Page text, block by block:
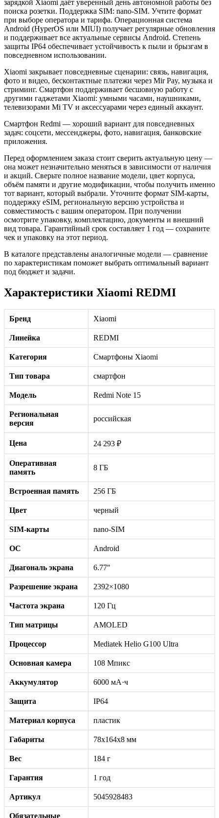
зарядкой Xiaomi даёт уверенный день автономной работы без
поиска розетки. Поддержка SIM: nano-SIM. Учтите формат
при выборе оператора и тарифа. Операционная система
Android (HyperOS или MIUI) получает регулярные обновления
и поддерживает все актуальные сервисы Android. Степень
защиты IP64 обеспечивает устойчивость к пыли и брызгам в
повседневном использовании.
Xiaomi закрывает повседневные сценарии: связь, навигация,
фото и видео, бесконтактные платежи через Mir Pay, музыка и
стриминг. Смартфон поддерживает бесшовную работу с
другими гаджетами Xiaomi: умными часами, наушниками,
телевизорами Mi TV и аксессуарами через единый аккаунт.
Смартфон Redmi — хороший вариант для повседневных
задач: соцсети, мессенджеры, фото, навигация, банковские
приложения.
Перед оформлением заказа стоит сверить актуальную цену —
она может незначительно меняться в зависимости от наличия
и акций. Сверьте полное название модели, цвет корпуса,
объём памяти и другие модификации, чтобы получить именно
тот вариант, который выбрали. Уточните формат SIM-карты,
поддержку eSIM, региональную версию устройства и
совместимость с вашим оператором. При получении
осмотрите упаковку, комплектацию, документы и внешний
вид товара. Гарантийный срок составляет 1 год — сохраните
чек и упаковку на этот период.
В каталоге представлены аналогичные модели — сравнение
по характеристикам поможет выбрать оптимальный вариант
под бюджет и задачи.
Характеристики Xiaomi REDMI
Бренд Xiaomi
Линейка REDMI
Категория Смартфоны Xiaomi
Тип товара смартфон
Модель Redmi Note 15
Региональная
версия
российская
Цена 24 293 ₽
Оперативная
память
8 ГБ
Встроенная память 256 ГБ
Цвет черный
SIM-карты nano-SIM
ОС Android
Диагональ экрана 6.77"
Разрешение экрана 2392×1080
Частота экрана 120 Гц
Тип матрицы AMOLED
Процессор Mediatek Helio G100 Ultra
Основная камера 108 Мпикс
Аккумулятор 6000 мА·ч
Защита IP64
Материал корпуса пластик
Габариты 78x164x8 мм
Вес 184 г
Гарантия 1 год
Артикул 5045928483
Обязательные